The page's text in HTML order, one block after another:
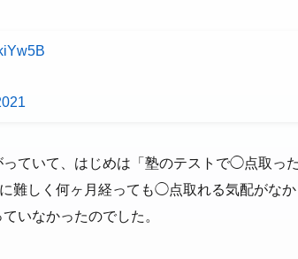
ていて、はじめは「塾のテストで◯点取っ
難しく何ヶ月経っても◯点取れる気配がな
いなかったのでした。